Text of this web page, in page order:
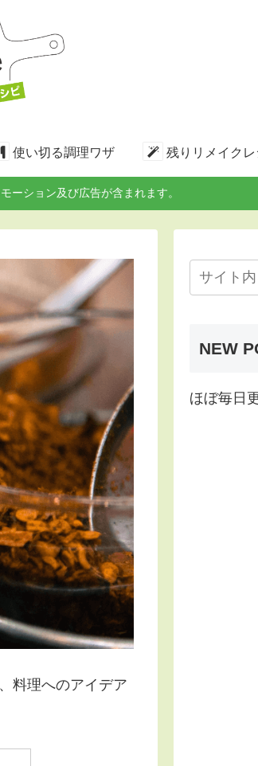
使い切る調理ワザ 残りリメイク
ーション及び広告が含まれます。
料理へのアイデア
NEW
ほぼ毎日